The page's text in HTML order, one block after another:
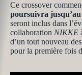
Ce crossover
poursuivra
seront inclus dans
collaboration NIKKE
d’un tout nouveau
pour la première fois